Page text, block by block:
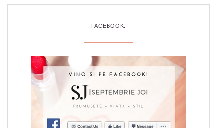
FACEBOOK: